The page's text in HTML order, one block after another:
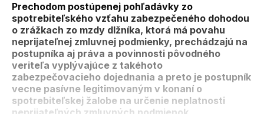
Prechodom postúpenej pohľadávky zo
spotrebiteľského vzťahu zabezpečeného dohodou
o zrážkach zo mzdy dlžníka, ktorá má povahu
neprijateľnej zmluvnej podmienky, prechádzajú na
postupníka aj práva a povinnosti pôvodného
veriteľa vyplývajúce z takéhoto
zabezpečovacieho dojednania a preto je postupník
vecne pasívne legitimovaným v konaní o
spotrebiteľskej žalobe na určenie neplatnosti